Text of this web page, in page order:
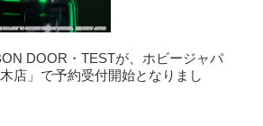
DOOR・TESTが、ホビージャパ
店」で予約受付開始となりまし